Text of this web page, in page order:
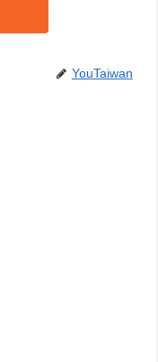
YouTaiwan